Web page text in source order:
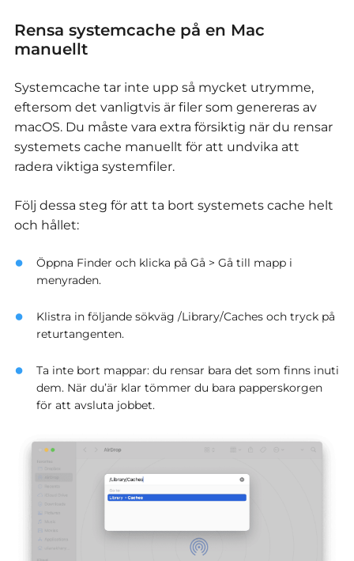
Rensa systemcache på en Mac
manuellt
Systemcache tar inte upp så mycket utrymme,
eftersom det vanligtvis är filer som genereras av
macOS. Du måste vara extra försiktig när du rensar
systemets cache manuellt för att undvika att
radera viktiga systemfiler.
Följ dessa steg för att ta bort systemets cache helt
och hållet:
Öppna Finder och klicka på Gå > Gå till mapp i
menyraden.
Klistra in följande sökväg /Library/Caches och tryck på
returtangenten.
Ta inte bort mappar: du rensar bara det som finns inuti
dem. När du’är klar tömmer du bara papperskorgen
för att avsluta jobbet.